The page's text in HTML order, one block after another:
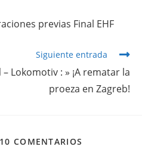
previas Final EHF
Siguiente entrada
Lokomotiv : » ¡A rematar la
proeza en Zagreb!
COMENTARIOS